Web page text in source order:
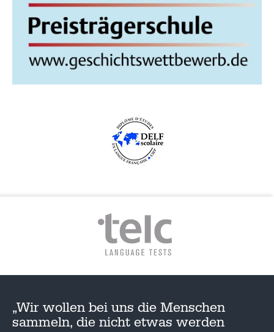
„Wir wollen bei uns die Menschen
sammeln, die nicht etwas werden